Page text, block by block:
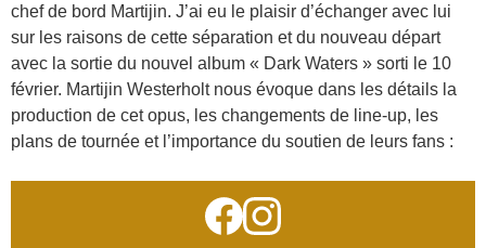
chef de bord Martijin. J’ai eu le plaisir d’échanger avec lui
sur les raisons de cette séparation et du nouveau départ
avec la sortie du nouvel album « Dark Waters » sorti le 10
février. Martijin Westerholt nous évoque dans les détails la
production de cet opus, les changements de line-up, les
plans de tournée et l’importance du soutien de leurs fans :